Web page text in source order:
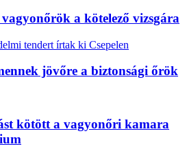
a kötelező vizsgára
jövőre a biztonsági őrök
kötött a vagyonőri kamara